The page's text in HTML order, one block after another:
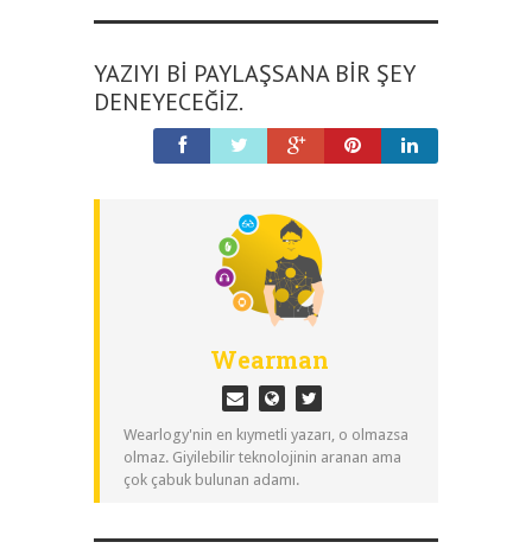
YAZIYI BI PAYLAŞSANA BIR ŞEY
DENEYECEĞIZ.
Wearman
Wearlogy'nin en kıymetli yazarı, o olmazsa
olmaz. Giyilebilir teknolojinin aranan ama
çok çabuk bulunan adamı.